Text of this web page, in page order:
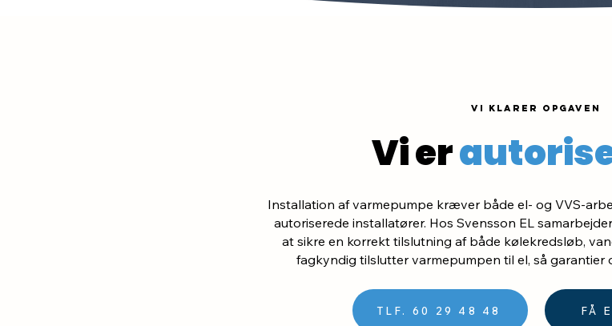
vi klarer opgaven
Vi er
Installation af varmepumpe kræver både el- og VVS-
autoriserede installatører. Hos Svensson EL
at sikre en korrekt tilslutning af både kølekredsløb,
fagkyndig tilslutter varmepumpen til el, så
TLF. 60 29 48 48 FÅ